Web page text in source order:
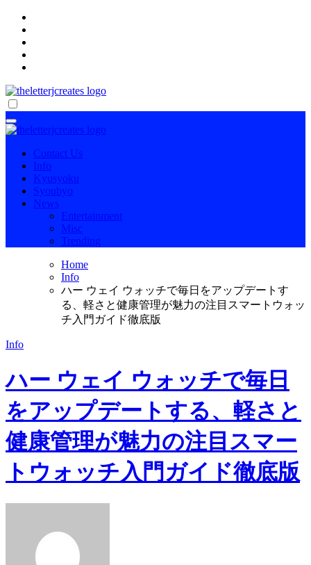
Skip
content
傷病手当金を確実に受け取る方法
Contact Us
Info
Kyusyoku
Syoubyo
News
Entertainment
Misc
Trending
Home
Info
ハー ウェイ ウォッチで毎日をアップデートす
る、軽さと健康管理が魅力の注目スマートウォッ
チ入門ガイド徹底版
Info
ハー ウェイ ウォッチで毎日
をアップデートする、軽さと
健康管理が魅力の注目スマー
トウォッチ入門ガイド徹底版